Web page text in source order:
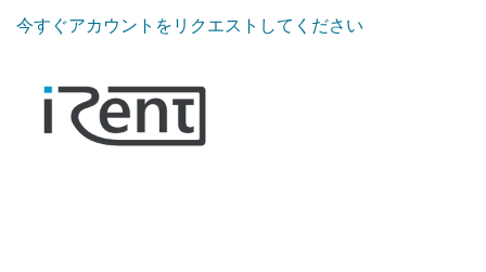
今すぐアカウントをリクエストしてください